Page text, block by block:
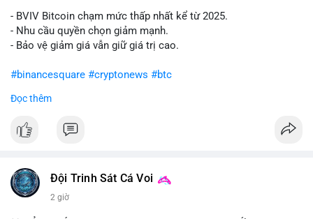
- BVIV Bitcoin chạm mức thấp nhất kể từ 2025.
- Nhu cầu quyền chọn giảm mạnh.
- Bảo vệ giảm giá vẫn giữ giá trị cao.
#binancesquare #cryptonews #btc
$btc
#vlikevn #titanbot
Đọc thêm
Đội Trinh Sát Cá Voi
2 giờ